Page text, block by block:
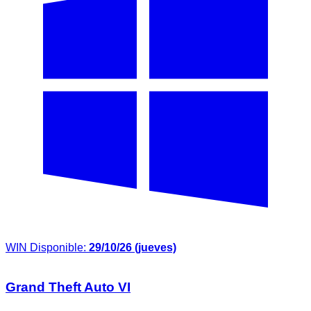
WIN Disponible: 29/10/26 (jueves)
Grand Theft Auto VI